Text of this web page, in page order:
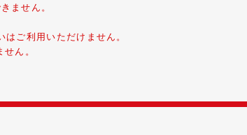
ません。
ご利用いただけません。
ん。